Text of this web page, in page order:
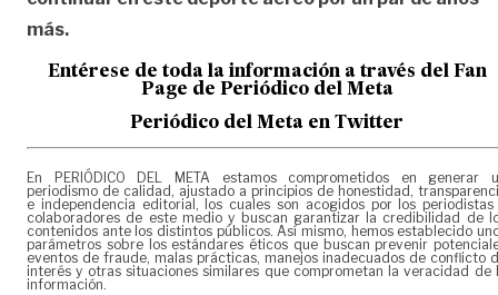
más.
Entérese de toda la información a través del Fan
Page de Periódico del Meta
Periódico del Meta en Twitter
En PERIÓDICO DEL META estamos comprometidos en generar
periodismo de calidad, ajustado a principios de honestidad,
e independencia editorial, los cuales son acogidos por los periodistas
colaboradores de este medio y buscan garantizar la credibilidad de
contenidos ante los distintos públicos. Así mismo, hemos establecido
parámetros sobre los estándares éticos que buscan prevenir
eventos de fraude, malas prácticas, manejos inadecuados de conflicto
interés y otras situaciones similares que comprometan la veracidad de
información.